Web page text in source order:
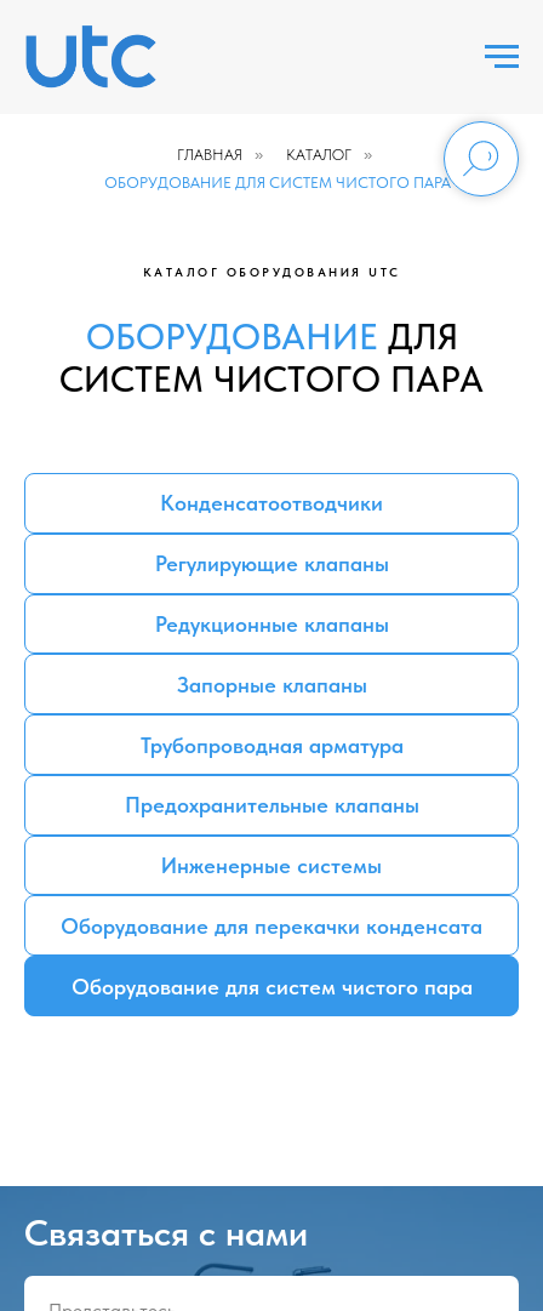
ГЛАВНАЯ » КАТАЛОГ
»
ОБОРУДОВАНИЕ ДЛЯ СИСТЕМ ЧИСТОГО ПАРА
КАТАЛОГ ОБОРУДОВАНИЯ UTC
ОБОРУДОВАНИЕ ДЛЯ
СИСТЕМ ЧИСТОГО ПАРА
Конденсатоотводчики
Регулирующие клапаны
Редукционные клапаны
Запорные клапаны
Трубопроводная арматура
Предохранительные клапаны
Инженерные системы
Оборудование для перекачки конденсата
Оборудование для систем чистого пара
Связаться с нами